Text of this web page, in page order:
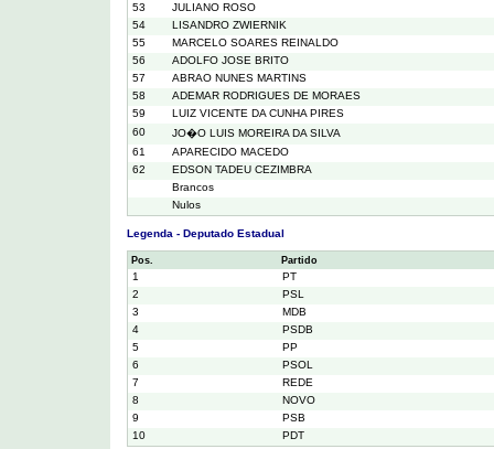
53
JULIANO ROSO
54
LISANDRO ZWIERNIK
55
MARCELO SOARES REINALDO
56
ADOLFO JOSE BRITO
57
ABRAO NUNES MARTINS
58
ADEMAR RODRIGUES DE MORAES
59
LUIZ VICENTE DA CUNHA PIRES
60
JO�O LUIS MOREIRA DA SILVA
61
APARECIDO MACEDO
62
EDSON TADEU CEZIMBRA
Brancos
Nulos
Legenda - Deputado Estadual
Pos. Partido
1
PT
2
PSL
3
MDB
4
PSDB
5
PP
6
PSOL
7
REDE
8
NOVO
9
PSB
10
PDT